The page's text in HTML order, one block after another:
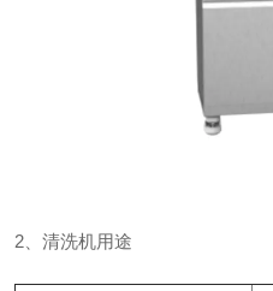
2、清洗机用途